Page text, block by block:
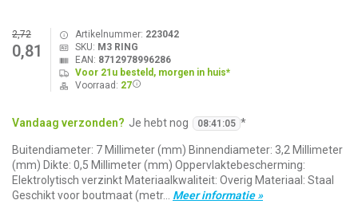
2,72
0,81
Artikelnummer: 223042
SKU: M3 RING
EAN: 8712978996286
Voor 21u besteld, morgen in huis*
Voorraad: 27
Vandaag verzonden? Je hebt nog 08:41 :04 *
Buitendiameter: 7 Millimeter (mm) Binnendiameter: 3,2 Millimeter
(mm) Dikte: 0,5 Millimeter (mm) Oppervlaktebescherming:
Elektrolytisch verzinkt Materiaalkwaliteit: Overig Materiaal: Staal
Geschikt voor boutmaat (metr... Meer informatie »